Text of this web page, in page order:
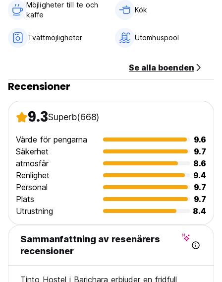
Möjligheter till te och
kaffe
Kök
Tvättmöjligheter Utomhuspool
Se alla boenden
Recensioner
9.3Superb(668)
Värde för pengarna
9.6
Säkerhet
9.7
atmosfär
8.6
Renlighet
9.4
Personal
9.7
Plats
9.7
Utrustning
8.4
Sammanfattning av resenärers
recensioner
Tinto Hostel i Barichara erbjuder en fridfull